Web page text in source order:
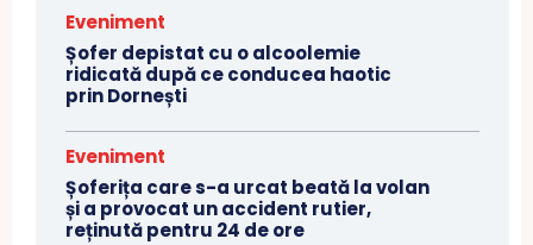
Eveniment
Șofer depistat cu o alcoolemie
ridicată după ce conducea haotic
prin Dornești
Eveniment
Șoferița care s-a urcat beată la volan
și a provocat un accident rutier,
reținută pentru 24 de ore